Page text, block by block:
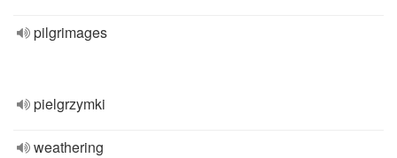
pilgrimages
pielgrzymki
weathering